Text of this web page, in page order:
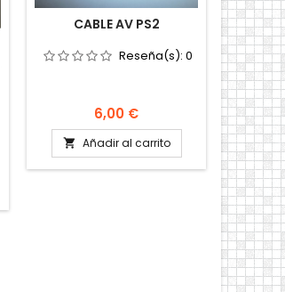
CABLE AV PS2
Reseña(s): 0
Precio
6,00 €
 Añadir al carrito
